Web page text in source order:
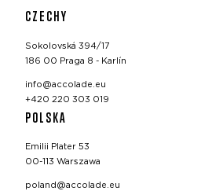
CZECHY
Sokolovská 394/17
186 00 Praga 8 - Karlín
info@accolade.eu
+420 220 303 019
POLSKA
Emilii Plater 53
00-113 Warszawa
poland@accolade.eu